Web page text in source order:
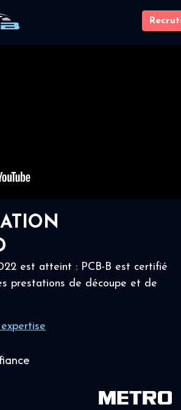
est atteint : PCB-B est certifié
prestations de découpe et de